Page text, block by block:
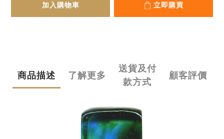
加入購物車 立即購買
商品描述 了解更多
送貨及付
款方式
顧客評價